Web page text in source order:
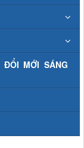
ĐỔI MỚI SÁNG